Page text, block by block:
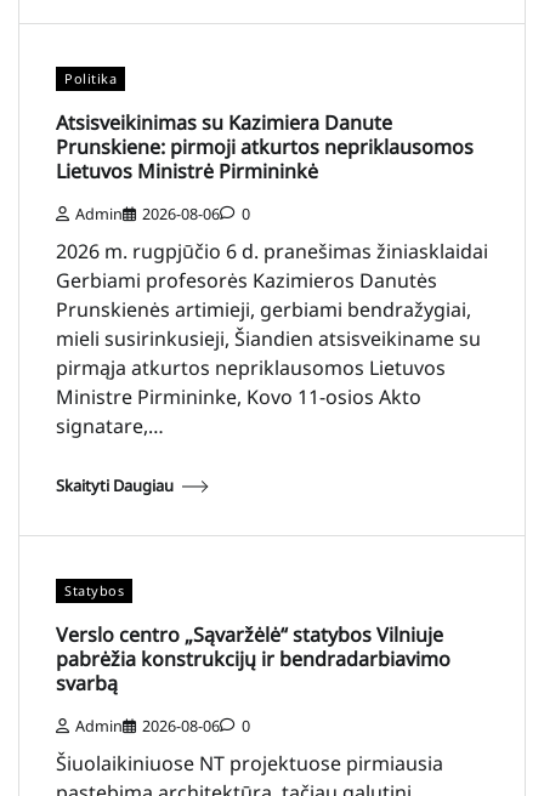
Politika
Atsisveikinimas su Kazimiera Danute
Prunskiene: pirmoji atkurtos nepriklausomos
Lietuvos Ministrė Pirmininkė
Admin 2026-08-06 0
2026 m. rugpjūčio 6 d. pranešimas žiniasklaidai
Gerbiami profesorės Kazimieros Danutės
Prunskienės artimieji, gerbiami bendražygiai,
mieli susirinkusieji, Šiandien atsisveikiname su
pirmąja atkurtos nepriklausomos Lietuvos
Ministre Pirmininke, Kovo 11-osios Akto
signatare,…
Skaityti Daugiau
Statybos
Verslo centro „Sąvaržėlė“ statybos Vilniuje
pabrėžia konstrukcijų ir bendradarbiavimo
svarbą
Admin 2026-08-06 0
Šiuolaikiniuose NT projektuose pirmiausia